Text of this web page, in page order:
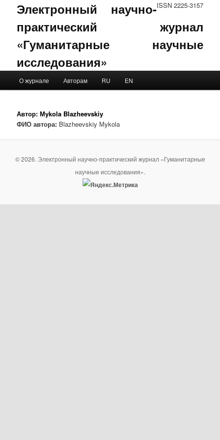
ISSN 2225-3157
Электронный научно-
практический журнал
«Гуманитарные научные
исследования»
Skip to primary content
Skip to secondary content
О журнале Авторам RU EN
Автор: Мykola Blazheevskiy
ФИО автора: Blazheevskiy Мykola
© 2026. Электронный научно-практический журнал «Гуманитарные
научные исследования».